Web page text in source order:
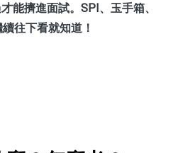
能擠進面試。SPI、玉手箱、
往下看就知道！